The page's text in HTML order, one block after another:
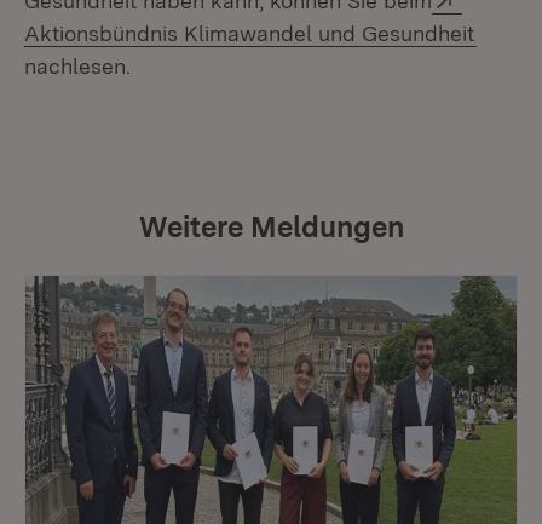
Aktionsbündnis Klimawandel und Gesundheit
nachlesen.
Weitere Meldungen